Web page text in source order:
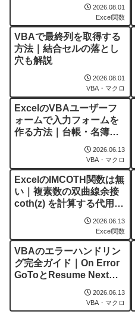
2026.08.01
Excel関数
VBAで最終列を取得する
方法｜結合セルの落とし
穴も解説
2026.08.01
VBA・マクロ
ExcelのVBAユーザーフ
ォームで入力フォームを
作る方法｜台帳・名簿へ
の行追加を自動化
2026.06.13
VBA・マクロ
ExcelのIMCOTH関数は無
い｜複素数の双曲線余接
coth(z) を計算する代用式
2026.06.13
Excel関数
VBAのエラーハンドリン
グ完全ガイド｜On Error
GoToとResume Nextの
2026.06.13
VBA・マクロ